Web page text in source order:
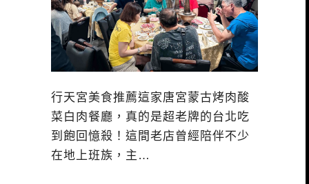
行天宮美食推薦這家唐宮蒙古烤肉酸
菜白肉餐廳，真的是超老牌的台北吃
到飽回憶殺！這間老店曾經陪伴不少
在地上班族，主…